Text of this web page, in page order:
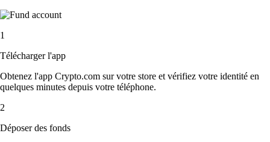
1
Télécharger l'app
Obtenez l'app Crypto.com sur votre store et vérifiez votre identité en
quelques minutes depuis votre téléphone.
2
Déposer des fonds